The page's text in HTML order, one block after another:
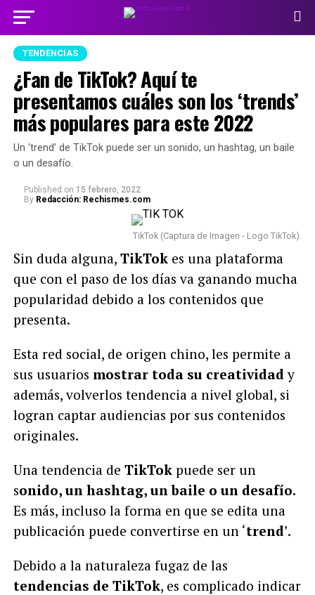
TENDENCIAS
¿Fan de TikTok? Aquí te
presentamos cuáles son los ‘trends’
más populares para este 2022
Un ‘trend’ de TikTok puede ser un sonido, un hashtag, un baile
o un desafío.
Published on 15 febrero, 2022
By Redacción: Rechismes.com
TikTok (Captura de Imagen - Logo TikTok).
Sin duda alguna, TikTokes una plataforma
que con el paso de los días va ganando mucha
popularidad debido a los contenidos que
presenta.
Esta red social, de origen chino, les permite a
sus usuarios mostrar toda su creatividady
además, volverlos tendencia a nivel global, si
logran captar audiencias por sus contenidos
originales.
Una tendencia de TikTokpuede ser un
sonido, un hashtag, un baile o un desafío.
Es más, incluso la forma en que se edita una
publicación puede convertirse en un ‘trend’.
Debido a la naturaleza fugaz de las
tendencias de TikTok, es complicado indicar